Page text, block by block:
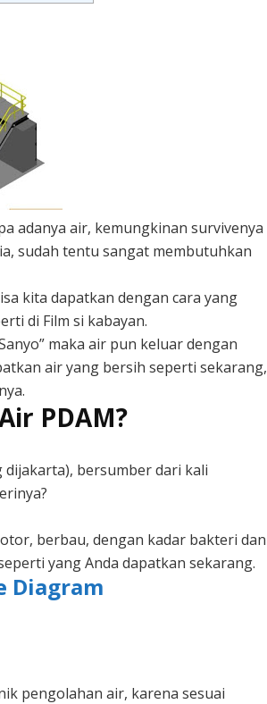
adanya air, kemungkinan survivenya
sudah tentu sangat membutuhkan
kita dapatkan dengan cara yang
di Film si kabayan.
maka air pun keluar dengan
air yang bersih seperti sekarang,
PDAM?
dijakarta), bersumber dari kali
berbau, dengan kadar bakteri dan
yang Anda dapatkan sekarang.
Diagram
pengolahan air, karena sesuai